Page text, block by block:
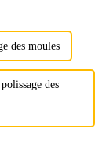
des moules
des